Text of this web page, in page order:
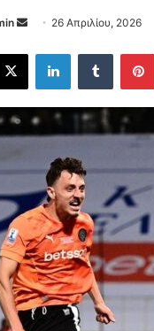
Send
email
26 Απριλίου, 2026
X LinkedInTumblr